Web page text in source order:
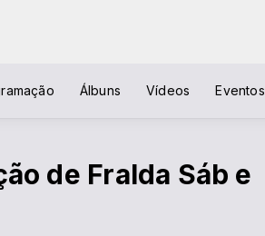
Álbuns Vídeos Eventos
de Fralda Sáb e